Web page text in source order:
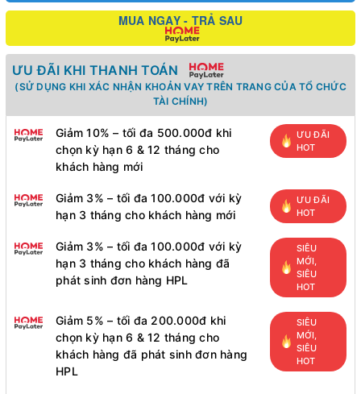
MUA NGAY - TRẢ SAU
ƯU ĐÃI KHI THANH TOÁN
(SỬ DỤNG KHI XÁC NHẬN KHOẢN VAY TRÊN TRANG CỦA TỔ CHỨC
TÀI CHÍNH)
Giảm 10% – tối đa 500.000đ khi
chọn kỳ hạn 6 & 12 tháng cho
khách hàng mới
ƯU ĐÃI
HOT
Giảm 3% – tối đa 100.000đ với kỳ
hạn 3 tháng cho khách hàng mới
ƯU ĐÃI
HOT
Giảm 3% – tối đa 100.000đ với kỳ
hạn 3 tháng cho khách hàng đã
phát sinh đơn hàng HPL
SIÊU
MỚI,
SIÊU
HOT
Giảm 5% – tối đa 200.000đ khi
chọn kỳ hạn 6 & 12 tháng cho
khách hàng đã phát sinh đơn hàng
HPL
SIÊU
MỚI,
SIÊU
HOT